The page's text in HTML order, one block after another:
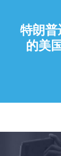
特朗
的美